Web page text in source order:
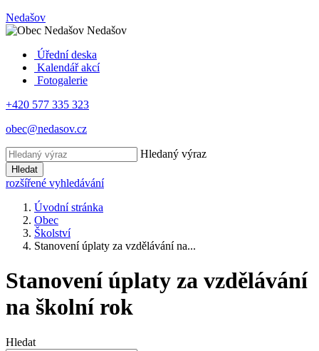
Nedašov
Nedašov
Úřední deska
Kalendář akcí
Fotogalerie
+420 577 335 323
obec@nedasov.cz
Hledaný výraz
Hledat
rozšířené vyhledávání
Úvodní stránka
Obec
Školství
Stanovení úplaty za vzdělávání na...
Stanovení úplaty za vzdělávání
na školní rok
Hledat